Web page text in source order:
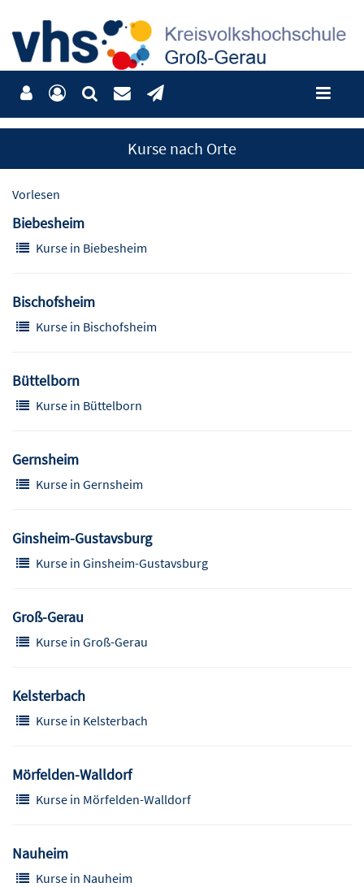
Kurse nach Orte
Vorlesen
Biebesheim
Kurse in Biebesheim
Bischofsheim
Kurse in Bischofsheim
Büttelborn
Kurse in Büttelborn
Gernsheim
Kurse in Gernsheim
Ginsheim-Gustavsburg
Kurse in Ginsheim-Gustavsburg
Groß-Gerau
Kurse in Groß-Gerau
Kelsterbach
Kurse in Kelsterbach
Mörfelden-Walldorf
Kurse in Mörfelden-Walldorf
Nauheim
Kurse in Nauheim